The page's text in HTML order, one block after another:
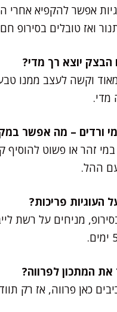
אפשר להקפיא אחרי
ואז טובלים בסירופ
וקשה לעצב ממנו
מדי.
זהר או פשוט להוסיף
ההל.
מניחים על רשת
כאן פרווה, אז רק